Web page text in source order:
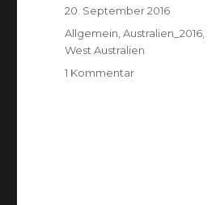
Veröffentlicht
am
20. September 2016
Kategorien
Allgemein,Australien_2016,
West Australien
1 Kommentarzu